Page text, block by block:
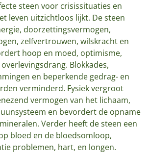
steen voor crisissituaties en
leven uitzichtloos lijkt. De steen
doorzettingsvermogen,
zelfvertrouwen, wilskracht en
hoop en moed, optimisme,
Blokkades,
en beperkende gedrag- en
verminderd. Fysiek vergroot
vermogen van het lichaam,
en bevordert de opname
Verder heeft de steen een
bloed en de bloedsomloop,
problemen, hart, en longen.